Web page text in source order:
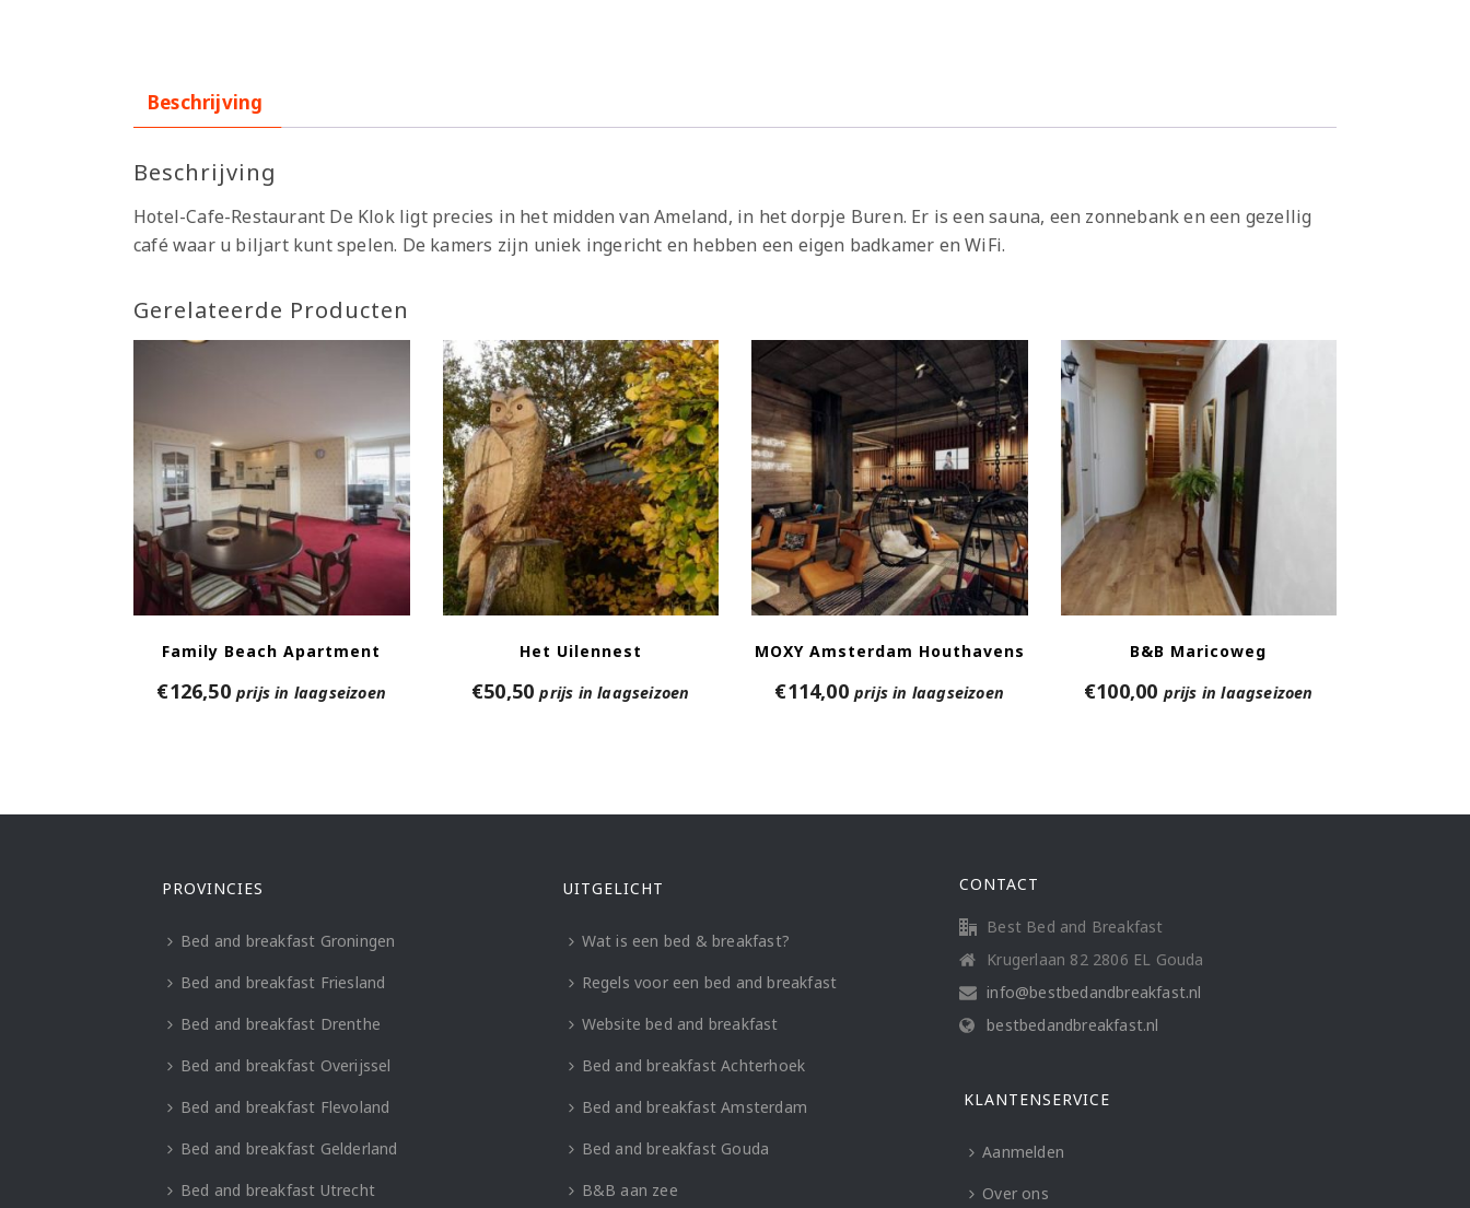
Beschrijving
Beschrijving
Hotel-Cafe-Restaurant De Klok ligt precies in het midden van Ameland, in het dorpje Buren. Er is een sauna, een zonnebank en een gezellig
café waar u biljart kunt spelen. De kamers zijn uniek ingericht en hebben een eigen badkamer en WiFi.
Gerelateerde Producten
Family Beach Apartment
€126,50 prijs in laagseizoen
Het Uilennest
€50,50 prijs in laagseizoen
MOXY Amsterdam Houthavens
€114,00 prijs in laagseizoen
B&B Maricoweg
€100,00 prijs in laagseizoen
PROVINCIES
Bed and breakfast Groningen
Bed and breakfast Friesland
Bed and breakfast Drenthe
Bed and breakfast Overijssel
Bed and breakfast Flevoland
Bed and breakfast Gelderland
Bed and breakfast Utrecht
UITGELICHT
Wat is een bed & breakfast?
Regels voor een bed and breakfast
Website bed and breakfast
Bed and breakfast Achterhoek
Bed and breakfast Amsterdam
Bed and breakfast Gouda
B&B aan zee
CONTACT
Best Bed and Breakfast
Krugerlaan 82 2806 EL Gouda
info@bestbedandbreakfast.nl
bestbedandbreakfast.nl
KLANTENSERVICE
Aanmelden
Over ons